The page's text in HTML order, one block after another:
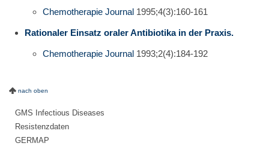
Chemotherapie Journal 1995;4(3):160-161
Rationaler Einsatz oraler Antibiotika in der Praxis.
Chemotherapie Journal 1993;2(4):184-192
nach oben
GMS Infectious Diseases
Resistenzdaten
GERMAP